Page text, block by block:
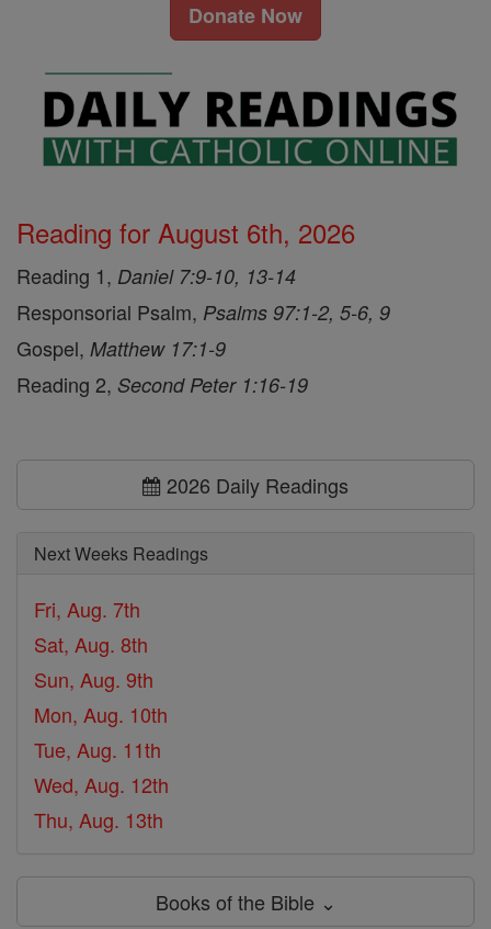
Donate Now
Reading for August 6th, 2026
Reading 1, Daniel 7:9-10, 13-14
Responsorial Psalm, Psalms 97:1-2, 5-6, 9
Gospel, Matthew 17:1-9
Reading 2, Second Peter 1:16-19
2026 Daily Readings
Next Weeks Readings
Fri, Aug. 7th
Sat, Aug. 8th
Sun, Aug. 9th
Mon, Aug. 10th
Tue, Aug. 11th
Wed, Aug. 12th
Thu, Aug. 13th
Books of the Bible ⌄